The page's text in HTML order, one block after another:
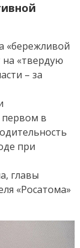
«бережливой
«твердую
– за
первом в
при
главы
«Росатома»